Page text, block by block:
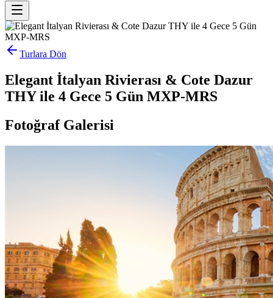
Turlara Dön
Elegant İtalyan Rivierası & Cote Dazur
THY ile 4 Gece 5 Gün MXP-MRS
Fotoğraf Galerisi